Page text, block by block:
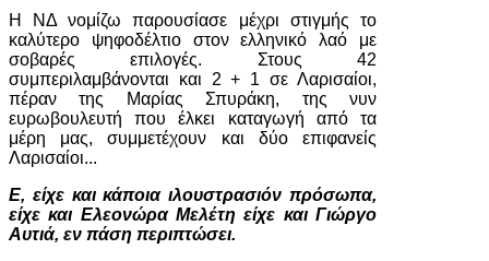
Η ΝΔ νομίζω παρουσίασε μέχρι στιγμής το
καλύτερο ψηφοδέλτιο στον ελληνικό λαό με
σοβαρές επιλογές. Στους 42
συμπεριλαμβάνονται και 2 + 1 σε Λαρισαίοι,
πέραν της Μαρίας Σπυράκη, της νυν
ευρωβουλευτή που έλκει καταγωγή από τα
μέρη μας, συμμετέχουν και δύο επιφανείς
Λαρισαίοι...
Ε, είχε και κάποια ιλουστρασιόν πρόσωπα,
είχε και Ελεονώρα Μελέτη είχε και Γιώργο
Αυτιά, εν πάση περιπτώσει.